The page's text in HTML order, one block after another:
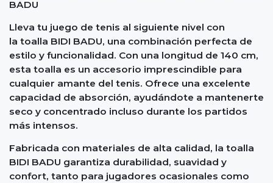
BADU
Lleva tu juego de tenis al siguiente nivel con
la toalla BIDI BADU, una combinación perfecta de
estilo y funcionalidad. Con una longitud de 140 cm,
esta toalla es un accesorio imprescindible para
cualquier amante del tenis. Ofrece una excelente
capacidad de absorción, ayudándote a mantenerte
seco y concentrado incluso durante los partidos
más intensos.
Fabricada con materiales de alta calidad, la toalla
BIDI BADU garantiza durabilidad, suavidad y
confort, tanto para jugadores ocasionales como